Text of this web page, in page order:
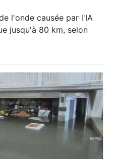
l'onde causée par l'IA
jusqu'à 80 km, selon